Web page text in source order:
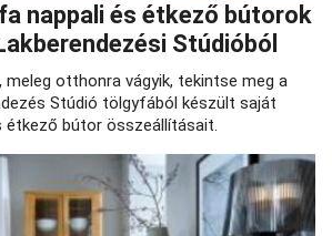
nappali és étkező bútorok
Stúdióból
meleg otthonra vágyik, tekintse meg a
Stúdió tölgyfából készült saját
étkező bútor összeállításait.